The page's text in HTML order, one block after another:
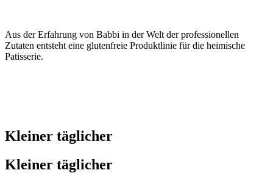
Aus der Erfahrung von Babbi in der Welt der professionellen
Zutaten entsteht eine glutenfreie Produktlinie für die heimische
Patisserie.
Kleiner täglicher
Kleiner täglicher